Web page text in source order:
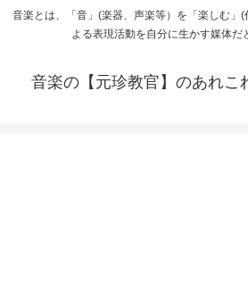
音楽とは、「音」(楽器、声楽等）を「楽しむ」
よる表現活動を自分に生かす媒体だ
音楽の【元珍教官】のあれこ